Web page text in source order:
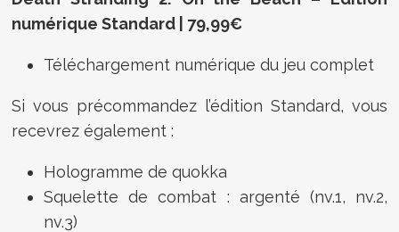
numérique Standard | 79,99€
Téléchargement numérique du jeu complet
Si vous précommandez l’édition Standard, vous
recevrez également :
Hologramme de quokka
Squelette de combat : argenté (nv.1, nv.2,
nv.3)